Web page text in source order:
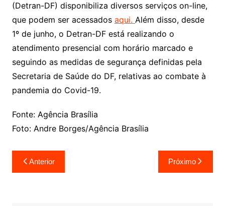
(Detran-DF) disponibiliza diversos serviços on-line,
que podem ser acessados aqui. Além disso, desde
1º de junho, o Detran-DF está realizando o
atendimento presencial com horário marcado e
seguindo as medidas de segurança definidas pela
Secretaria de Saúde do DF, relativas ao combate à
pandemia do Covid-19.
Fonte: Agência Brasília
Foto: Andre Borges/Agência Brasília
Navegação
de
Anterior Próximo